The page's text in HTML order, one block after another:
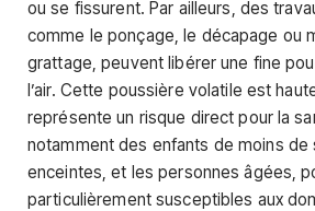
ou se fissurent. Par ailleurs, des
comme le ponçage, le décapage ou
grattage, peuvent libérer une fine
l’air. Cette poussière volatile est
représente un risque direct pour la
notamment des enfants de moins de
enceintes, et les personnes âgées,
particulièrement susceptibles aux